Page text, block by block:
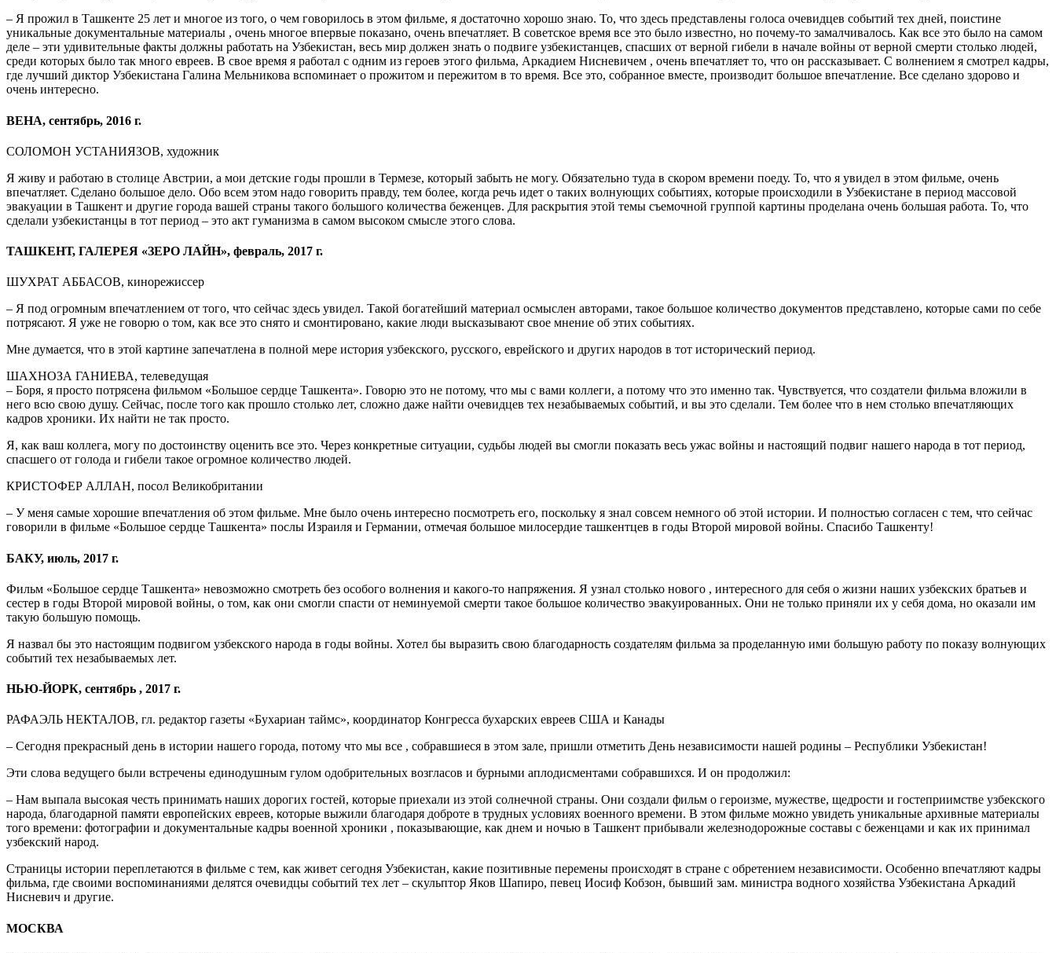
– Я прожил в Ташкенте 25 лет и многое из того, о чем говорилось в этом фильме, я достаточно хорошо знаю. То, что здесь представлены голоса очевидцев событий тех дней, поистине
уникальные документальные материалы , очень многое впервые показано, очень впечатляет. В советское время все это было известно, но почему-то замалчивалось. Как все это было на самом
деле – эти удивительные факты должны работать на Узбекистан, весь мир должен знать о подвиге узбекистанцев, спасших от верной гибели в начале войны от верной смерти столько людей,
среди которых было так много евреев. В свое время я работал с одним из героев этого фильма, Аркадием Нисневичем , очень впечатляет то, что он рассказывает. С волнением я смотрел кадры,
где лучший диктор Узбекистана Галина Мельникова вспоминает о прожитом и пережитом в то время. Все это, собранное вместе, производит большое впечатление. Все сделано здорово и
очень интересно.
ВЕНА, сентябрь, 2016 г.
СОЛОМОН УСТАНИЯЗОВ, художник
Я живу и работаю в столице Австрии, а мои детские годы прошли в Термезе, который забыть не могу. Обязательно туда в скором времени поеду. То, что я увидел в этом фильме, очень
впечатляет. Сделано большое дело. Обо всем этом надо говорить правду, тем более, когда речь идет о таких волнующих событиях, которые происходили в Узбекистане в период массовой
эвакуации в Ташкент и другие города вашей страны такого большого количества беженцев. Для раскрытия этой темы съемочной группой картины проделана очень большая работа. То, что
сделали узбекистанцы в тот период – это акт гуманизма в самом высоком смысле этого слова.
ТАШКЕНТ, ГАЛЕРЕЯ «ЗЕРО ЛАЙН», февраль, 2017 г.
ШУХРАТ АББАСОВ, кинорежиссер
– Я под огромным впечатлением от того, что сейчас здесь увидел. Такой богатейший материал осмыслен авторами, такое большое количество документов представлено, которые сами по себе
потрясают. Я уже не говорю о том, как все это снято и смонтировано, какие люди высказывают свое мнение об этих событиях.
Мне думается, что в этой картине запечатлена в полной мере история узбекского, русского, еврейского и других народов в тот исторический период.
ШАХНОЗА ГАНИЕВА, телеведущая
– Боря, я просто потрясена фильмом «Большое сердце Ташкента». Говорю это не потому, что мы с вами коллеги, а потому что это именно так. Чувствуется, что создатели фильма вложили в
него всю свою душу. Сейчас, после того как прошло столько лет, сложно даже найти очевидцев тех незабываемых событий, и вы это сделали. Тем более что в нем столько впечатляющих
кадров хроники. Их найти не так просто.
Я, как ваш коллега, могу по достоинству оценить все это. Через конкретные ситуации, судьбы людей вы смогли показать весь ужас войны и настоящий подвиг нашего народа в тот период,
спасшего от голода и гибели такое огромное количество людей.
КРИСТОФЕР АЛЛАН, посол Великобритании
– У меня самые хорошие впечатления об этом фильме. Мне было очень интересно посмотреть его, поскольку я знал совсем немного об этой истории. И полностью согласен с тем, что сейчас
говорили в фильме «Большое сердце Ташкента» послы Израиля и Германии, отмечая большое милосердие ташкентцев в годы Второй мировой войны. Спасибо Ташкенту!
БАКУ, июль, 2017 г.
Фильм «Большое сердце Ташкента» невозможно смотреть без особого волнения и какого-то напряжения. Я узнал столько нового , интересного для себя о жизни наших узбекских братьев и
сестер в годы Второй мировой войны, о том, как они смогли спасти от неминуемой смерти такое большое количество эвакуированных. Они не только приняли их у себя дома, но оказали им
такую большую помощь.
Я назвал бы это настоящим подвигом узбекского народа в годы войны. Хотел бы выразить свою благодарность создателям фильма за проделанную ими большую работу по показу волнующих
событий тех незабываемых лет.
НЬЮ-ЙОРК, сентябрь , 2017 г.
РАФАЭЛЬ НЕКТАЛОВ, гл. редактор газеты «Бухариан таймс», координатор Конгресса бухарских евреев США и Канады
– Сегодня прекрасный день в истории нашего города, потому что мы все , собравшиеся в этом зале, пришли отметить День независимости нашей родины – Республики Узбекистан!
Эти слова ведущего были встречены единодушным гулом одобрительных возгласов и бурными аплодисментами собравшихся. И он продолжил:
– Нам выпала высокая честь принимать наших дорогих гостей, которые приехали из этой солнечной страны. Они создали фильм о героизме, мужестве, щедрости и гостеприимстве узбекского
народа, благодарной памяти европейских евреев, которые выжили благодаря доброте в трудных условиях военного времени. В этом фильме можно увидеть уникальные архивные материалы
того времени: фотографии и документальные кадры военной хроники , показывающие, как днем и ночью в Ташкент прибывали железнодорожные составы с беженцами и как их принимал
узбекский народ.
Страницы истории переплетаются в фильме с тем, как живет сегодня Узбекистан, какие позитивные перемены происходят в стране с обретением независимости. Особенно впечатляют кадры
фильма, где своими воспоминаниями делятся очевидцы событий тех лет – скульптор Яков Шапиро, певец Иосиф Кобзон, бывший зам. министра водного хозяйства Узбекистана Аркадий
Нисневич и другие.
МОСКВА